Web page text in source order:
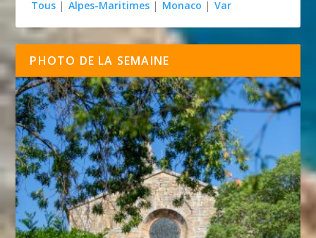
Tous | Alpes-Maritimes | Monaco | Var
PHOTO DE LA SEMAINE